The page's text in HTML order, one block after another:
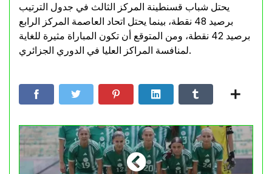
يحتل شباب قسنطينة المركز الثالث في جدول الترتيب
برصيد 48 نقطة، بينما يحتل اتحاد العاصمة المركز الرابع
برصيد 42 نقطة، ومن المتوقع أن تكون المباراة مثيرة للغاية
لمنافسة المراكز العليا في الدوري الجزائري.